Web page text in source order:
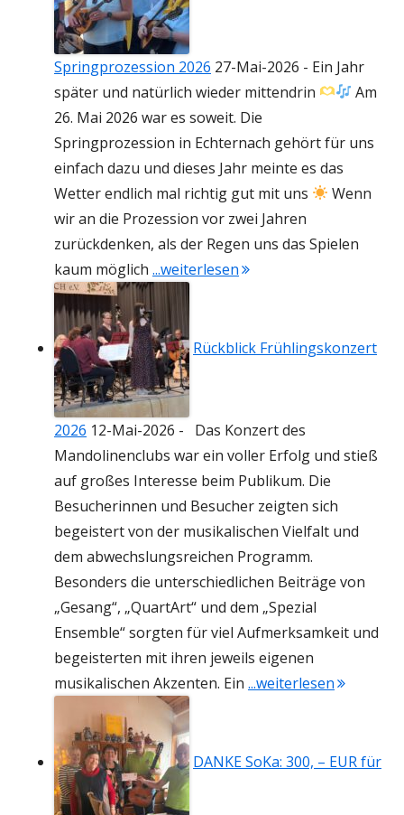
Springprozession 2026 27-Mai-2026 - Ein Jahr
später und natürlich wieder mittendrin
Am
26. Mai 2026 war es soweit. Die
Springprozession in Echternach gehört für uns
einfach dazu und dieses Jahr meinte es das
Wetter endlich mal richtig gut mit uns
Wenn
wir an die Prozession vor zwei Jahren
zurückdenken, als der Regen uns das Spielen
kaum möglich ...weiterlesen"Echternacher
Rückblick Frühlingskonzert
2026 12-Mai-2026 -
Das Konzert des
Mandolinenclubs war ein voller Erfolg und stieß
auf großes Interesse beim Publikum. Die
Besucherinnen und Besucher zeigten sich
begeistert von der musikalischen Vielfalt und
dem abwechslungsreichen Programm.
Besonders die unterschiedlichen Beiträge von
„Gesang“, „QuartArt“ und dem „Spezial
Ensemble“ sorgten für viel Aufmerksamkeit und
begeisterten mit ihren jeweils eigenen
musikalischen Akzenten. Ein ...weiterlesen
DANKE SoKa: 300, – EUR für